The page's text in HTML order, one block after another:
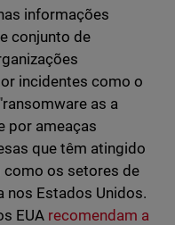
informações
conjunto de
incidentes como o
as a
por ameaças
que têm atingido
como os setores de
nos Estados Unidos.
EUA recomendam a